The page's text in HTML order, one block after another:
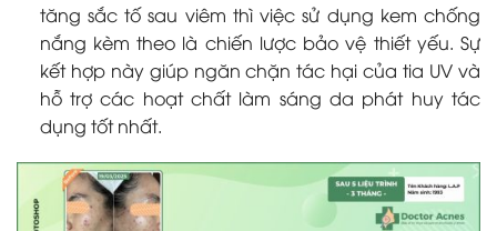
tăng sắc tố sau viêm thì việc sử dụng kem chống
nắng kèm theo là chiến lược bảo vệ thiết yếu. Sự
kết hợp này giúp ngăn chặn tác hại của tia UV và
hỗ trợ các hoạt chất làm sáng da phát huy tác
dụng tốt nhất.